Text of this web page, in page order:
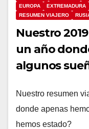
EUROPA
EXTREMADURA
RESUMEN VIAJERO
Nuestro
un año
algunos
Nuestro resumen
donde apenas
hemos estado?